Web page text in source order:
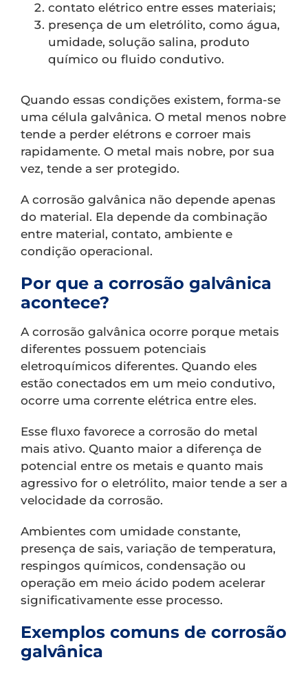
contato elétrico entre esses materiais;
presença de um eletrólito, como água,
umidade, solução salina, produto
químico ou fluido condutivo.
Quando essas condições existem, forma-se
uma célula galvânica. O metal menos nobre
tende a perder elétrons e corroer mais
rapidamente. O metal mais nobre, por sua
vez, tende a ser protegido.
A corrosão galvânica não depende apenas
do material. Ela depende da combinação
entre material, contato, ambiente e
condição operacional.
Por que a corrosão galvânica
acontece?
A corrosão galvânica ocorre porque metais
diferentes possuem potenciais
eletroquímicos diferentes. Quando eles
estão conectados em um meio condutivo,
ocorre uma corrente elétrica entre eles.
Esse fluxo favorece a corrosão do metal
mais ativo. Quanto maior a diferença de
potencial entre os metais e quanto mais
agressivo for o eletrólito, maior tende a ser a
velocidade da corrosão.
Ambientes com umidade constante,
presença de sais, variação de temperatura,
respingos químicos, condensação ou
operação em meio ácido podem acelerar
significativamente esse processo.
Exemplos comuns de corrosão
galvânica